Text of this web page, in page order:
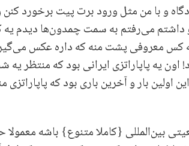
و با من مثل ورود برت پیت برخورد
داشتم می‌رفتم به سمت چمدون‌ها دیدم
معروفی پشت منه که داره عکس
یه پاپاراتزی ایرانی بود که منتظر
بار و آخرین باری بود که پاپاراتزی
بین‌المللی {کاملا متنوع} باشه